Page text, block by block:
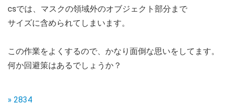
csでは、マスクの領域外のオブジェクト部分まで
サイズに含められてしまいます。
この作業をよくするので、かなり面倒な思いをしてます。
何か回避策はあるでしょうか？
» 2834